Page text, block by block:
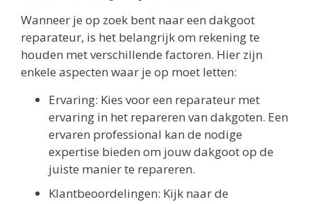
Wanneer je op zoek bent naar een dakgoot
reparateur, is het belangrijk om rekening te
houden met verschillende factoren. Hier zijn
enkele aspecten waar je op moet letten:
Ervaring: Kies voor een reparateur met
ervaring in het repareren van dakgoten. Een
ervaren professional kan de nodige
expertise bieden om jouw dakgoot op de
juiste manier te repareren.
Klantbeoordelingen: Kijk naar de